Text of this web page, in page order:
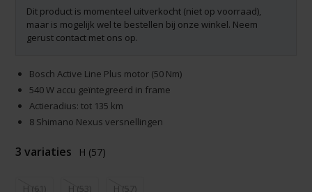
Dit product is momenteel uitverkocht (niet op voorraad),
maar is mogelijk wel te bestellen bij onze winkel. Neem
gerust contact met ons op.
Bosch Active Line Plus motor (50 Nm)
540 W accu geïntegreerd in frame
Actieradius: tot 135 km
8 Shimano Nexus versnellingen
3 variaties H (57)
H (61) H (53) H (57)